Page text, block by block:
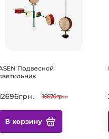
Подвесной
16870грн.
В корзину